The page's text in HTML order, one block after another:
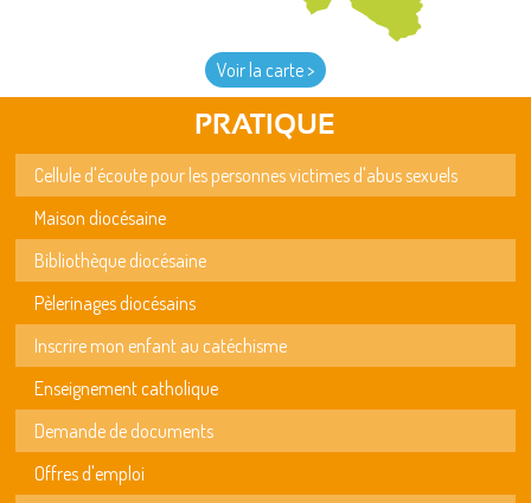
Voir la carte >
PRATIQUE
Cellule d'écoute pour les personnes victimes d'abus sexuels
Maison diocésaine
Bibliothèque diocésaine
Pèlerinages diocésains
Inscrire mon enfant au catéchisme
Enseignement catholique
Demande de documents
Offres d'emploi